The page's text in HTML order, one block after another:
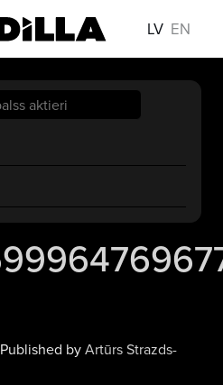
LV EN
Published byArtūrs Strazds-